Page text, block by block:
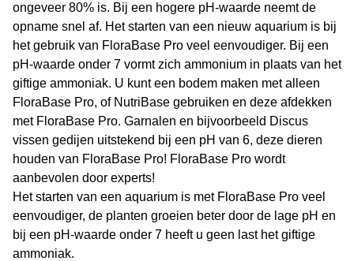
ongeveer 80% is. Bij een hogere pH-waarde neemt de
opname snel af. Het starten van een nieuw aquarium is bij
het gebruik van FloraBase Pro veel eenvoudiger. Bij een
pH-waarde onder 7 vormt zich ammonium in plaats van het
giftige ammoniak. U kunt een bodem maken met alleen
FloraBase Pro, of NutriBase gebruiken en deze afdekken
met FloraBase Pro. Garnalen en bijvoorbeeld Discus
vissen gedijen uitstekend bij een pH van 6, deze dieren
houden van FloraBase Pro! FloraBase Pro wordt
aanbevolen door experts!
Het starten van een aquarium is met FloraBase Pro veel
eenvoudiger, de planten groeien beter door de lage pH en
bij een pH-waarde onder 7 heeft u geen last het giftige
ammoniak.